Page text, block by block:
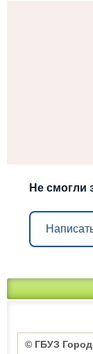
Не смогли
© ГБУЗ